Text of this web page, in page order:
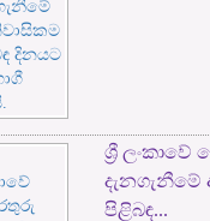
ශ්‍රී
පිළිබඳ...